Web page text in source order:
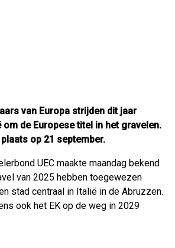
van Europa strijden dit jaar
om de Europese titel in het gravelen.
op 21 september.
UEC maakte maandag bekend
van 2025 hebben toegewezen
stad centraal in Italië in de Abruzzen.
ook het EK op de weg in 2029